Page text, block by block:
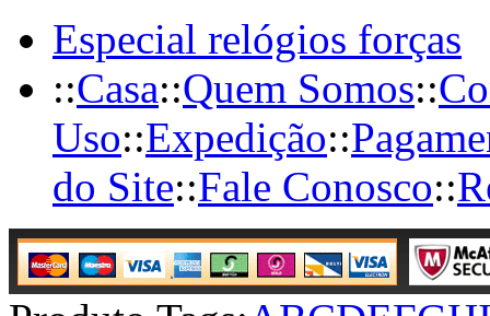
Especial relógios forças
::Casa::Quem Somos::
Uso::Expedição::
do Site::Fale Conosco::